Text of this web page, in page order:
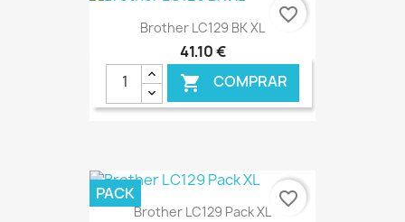
€ ONLINE
Brother LC129 BK XL
41,10 €
 COMPRAR
€ ONLINE
favorite_border
Brother LC129 Pack XL
PACK favorite_border